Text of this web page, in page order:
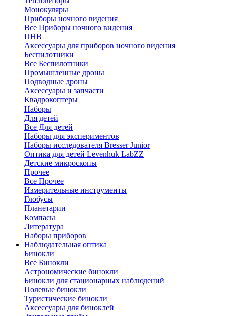
Монокуляры
Приборы ночного видения
Все Приборы ночного видения
ПНВ
Аксессуары для приборов ночного видения
Беспилотники
Все Беспилотники
Промышленные дроны
Подводные дроны
Аксессуары и запчасти
Квадрокоптеры
Наборы
Для детей
Все Для детей
Наборы для экспериментов
Наборы исследователя Bresser Junior
Оптика для детей Levenhuk LabZZ
Детские микроскопы
Прочее
Все Прочее
Измерительные инструменты
Глобусы
Планетарии
Компасы
Литература
Наборы приборов
Наблюдательная оптика
Бинокли
Все Бинокли
Астрономические бинокли
Бинокли для стационарных наблюдений
Полевые бинокли
Туристические бинокли
Аксессуары для биноклей